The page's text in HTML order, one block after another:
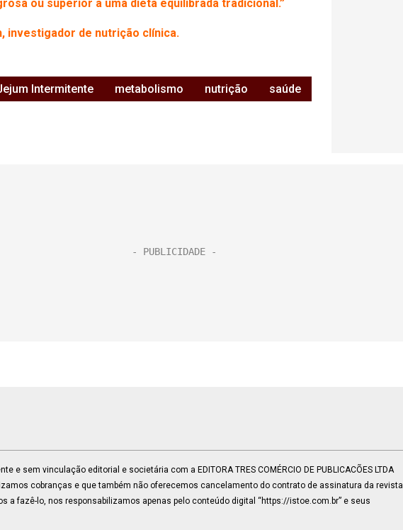
ou superior a uma dieta equilibrada tradicional.”
investigador de nutrição clínica.
Intermitente metabolismo nutrição saúde
e sem vinculação editorial e societária com a EDITORA TRES COMÉRCIO DE PUBLICACÕES LTDA
cobranças e que também não oferecemos cancelamento do contrato de assinatura da revista
a fazê-lo, nos responsabilizamos apenas pelo conteúdo digital “https://istoe.com.br” e seus